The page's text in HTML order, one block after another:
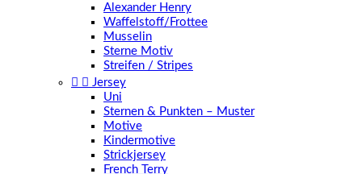
Alexander Henry
Waffelstoff/Frottee
Musselin
Sterne Motiv
Streifen / Stripes
  Jersey
Uni
Sternen & Punkten – Muster
Motive
Kindermotive
Strickjersey
French Terry